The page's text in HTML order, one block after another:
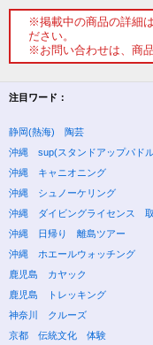
※掲載中の商品の詳細
ださい。
※お問い合わせは、商
注目ワード：
静岡(熱海) 陶芸
沖縄 sup(スタンドアップパド
沖縄 キャニオニング
沖縄 シュノーケリング
沖縄 ダイビングライセンス
沖縄 日帰り 離島ツアー
沖縄 ホエールウォッチング
鹿児島 カヤック
鹿児島 トレッキング
神奈川 クルーズ
京都 伝統文化 体験